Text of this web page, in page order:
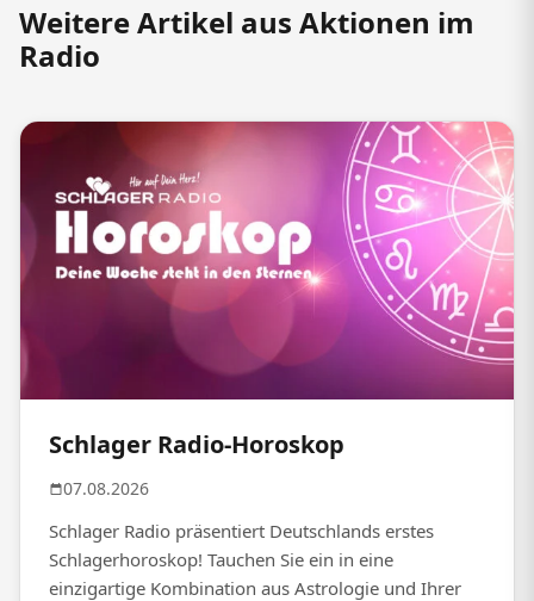
Weitere Artikel aus Aktionen im
Radio
Schlager Radio-Horoskop
07.08.2026
Schlager Radio präsentiert Deutschlands erstes
Schlagerhoroskop! Tauchen Sie ein in eine
einzigartige Kombination aus Astrologie und Ihrer